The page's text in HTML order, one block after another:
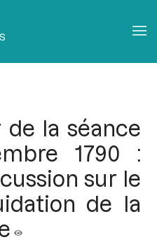
la séance
1790 :
sur le
de la